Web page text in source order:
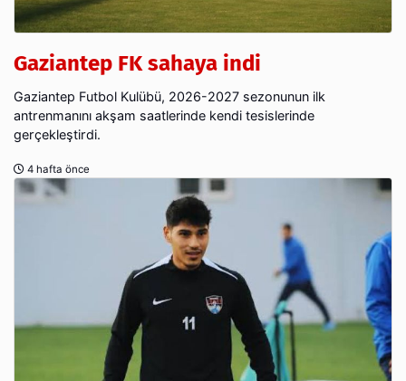
Gaziantep FK sahaya indi
Gaziantep Futbol Kulübü, 2026-2027 sezonunun ilk
antrenmanını akşam saatlerinde kendi tesislerinde
gerçekleştirdi.
4 hafta önce